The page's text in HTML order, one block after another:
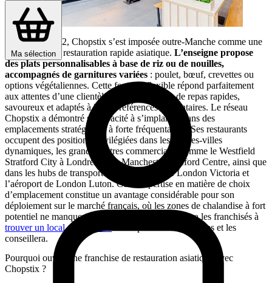
Ma sélection
Fondée en 2002, Chopstix s’est imposée outre-Manche comme une
référence de la restauration rapide asiatique. L’enseigne propose
des plats personnalisables à base de riz ou de nouilles,
accompagnés de garnitures variées : poulet, bœuf, crevettes ou
options végétaliennes. Cette formule flexible répond parfaitement
aux attentes d’une clientèle urbaine en quête de repas rapides,
savoureux et adaptés à leurs préférences alimentaires. Le réseau
Chopstix a démontré sa capacité à s’implanter dans des
emplacements stratégiques à forte fréquentation. Ses restaurants
occupent des positions privilégiées dans les centres-villes
dynamiques, les grands centres commerciaux comme le Westfield
Stratford City à Londres ou le Manchester Trafford Centre, ainsi que
dans les hubs de transport tels que la gare de London Victoria et
l’aéroport de London Luton. Cette expertise en matière de choix
d’emplacement constitue un avantage considérable pour son
déploiement sur le marché français, où les zones de chalandise à fort
potentiel ne manquent pas. Ainsi, l’enseigne aidera les franchisés à
trouver un local commercial
correspondant aux critères et les
conseillera.
Pourquoi ouvrir une franchise de restauration asiatique avec
Chopstix ?